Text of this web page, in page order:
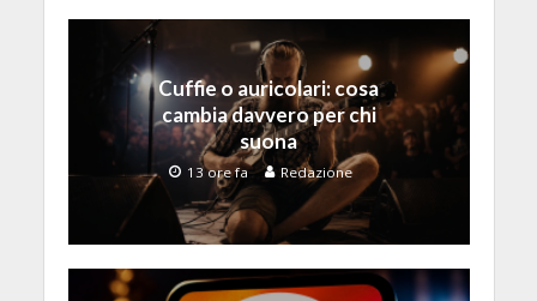
Cuffie o auricolari: cosa
cambia davvero per chi
suona
13 ore fa Redazione